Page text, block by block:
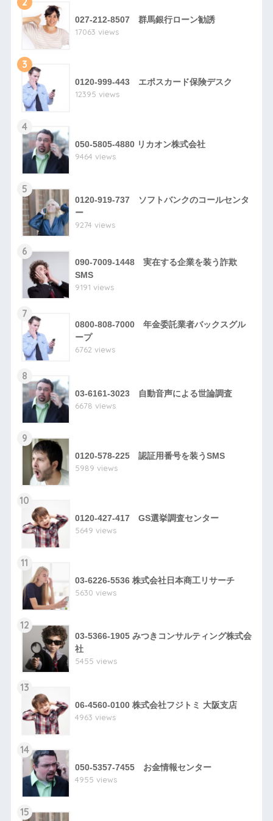
027-212-8507 群馬銀行ローン勧誘
17063 views
3
0120-999-443 エポスカード保険デスク
12395 views
4
050-5805-4880 リカオン株式会社
9464 views
5
0120-919-737 ソフトバンクのコールセンタ
ー
9274 views
6
090-7009-1448 実在する企業を装う詐欺
SMS
9191 views
7
0800-808-7000 年金委託業者バックスグル
ープ
6762 views
8
03-6161-3023 自動音声による世論調査
6678 views
9
0120-578-225 認証用番号を装うSMS
5989 views
10
0120-427-417 GS選挙調査センター
5649 views
11
03-6226-5536 株式会社日本商工リサーチ
5630 views
12
03-5366-1905 みつきコンサルティング株式会
社
5455 views
13
06-4560-0100 株式会社フジトミ 大阪支店
4963 views
14
050-5357-7455 お金情報センター
4955 views
15